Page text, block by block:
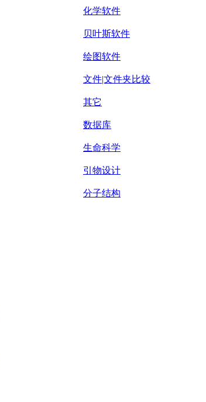
化学软件
贝叶斯软件
绘图软件
文件|文件夹比较
其它
数据库
生命科学
引物设计
分子结构